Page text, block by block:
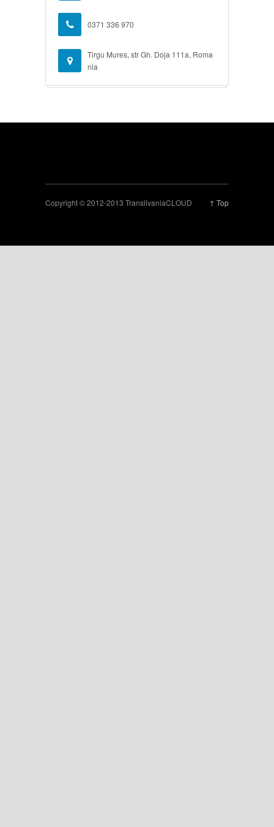
0371 336 970
Tirgu Mures, str Gh. Doja 111a, Roma
nia
Copyright © 2012-2013 TransilvaniaCLOUD ↑ Top